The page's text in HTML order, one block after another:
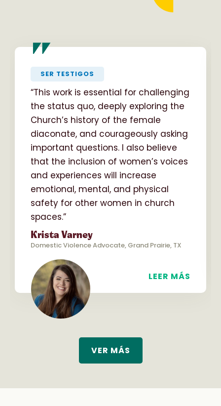
"SER TESTIGOS
“This work is essential for challenging
the status quo, deeply exploring the
Church’s history of the female
diaconate, and courageously asking
important questions. I also believe
that the inclusion of women’s voices
and experiences will increase
emotional, mental, and physical
safety for other women in church
spaces.”
Krista Varney
Domestic Violence Advocate, Grand Prairie, TX
LEER MÁS
VER MÁS